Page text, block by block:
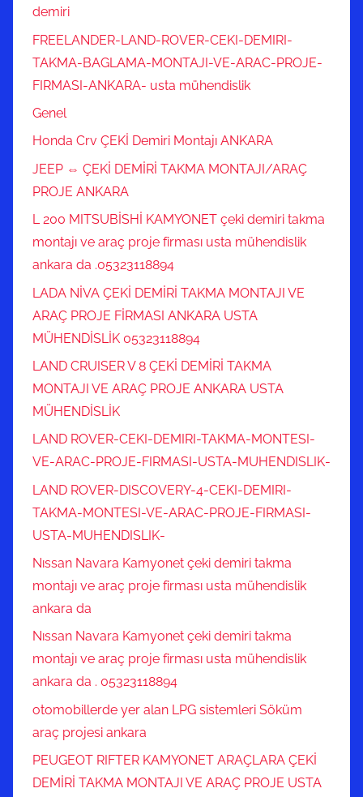
demiri
FREELANDER-LAND-ROVER-CEKI-DEMIRI-
TAKMA-BAGLAMA-MONTAJI-VE-ARAC-PROJE-
FIRMASI-ANKARA- usta mühendislik
Genel
Honda Crv ÇEKİ Demiri Montajı ANKARA
JEEP ⇔ ÇEKİ DEMİRİ TAKMA MONTAJI/ARAÇ
PROJE ANKARA
L 200 MITSUBİSHİ KAMYONET çeki demiri takma
montajı ve araç proje firması usta mühendislik
ankara da .05323118894
LADA NİVA ÇEKİ DEMİRİ TAKMA MONTAJI VE
ARAÇ PROJE FİRMASI ANKARA USTA
MÜHENDİSLİK 05323118894
LAND CRUISER V 8 ÇEKİ DEMİRİ TAKMA
MONTAJI VE ARAÇ PROJE ANKARA USTA
MÜHENDİSLİK
LAND ROVER-CEKI-DEMIRI-TAKMA-MONTESI-
VE-ARAC-PROJE-FIRMASI-USTA-MUHENDISLIK-
LAND ROVER-DISCOVERY-4-CEKI-DEMIRI-
TAKMA-MONTESI-VE-ARAC-PROJE-FIRMASI-
USTA-MUHENDISLIK-
Nıssan Navara Kamyonet çeki demiri takma
montajı ve araç proje firması usta mühendislik
ankara da
Nıssan Navara Kamyonet çeki demiri takma
montajı ve araç proje firması usta mühendislik
ankara da . 05323118894
otomobillerde yer alan LPG sistemleri Söküm
araç projesi ankara
PEUGEOT RIFTER KAMYONET ARAÇLARA ÇEKİ
DEMİRİ TAKMA MONTAJI VE ARAÇ PROJE USTA